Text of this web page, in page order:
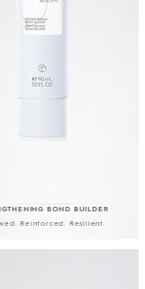
BOND BUILDER
Reinforced. Resilient.